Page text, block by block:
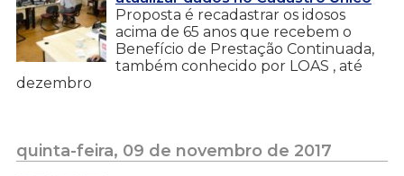
Proposta é recadastrar os idosos
acima de 65 anos que recebem o
Benefício de Prestação Continuada,
também conhecido por LOAS , até
dezembro
quinta-feira, 09 de novembro de 2017